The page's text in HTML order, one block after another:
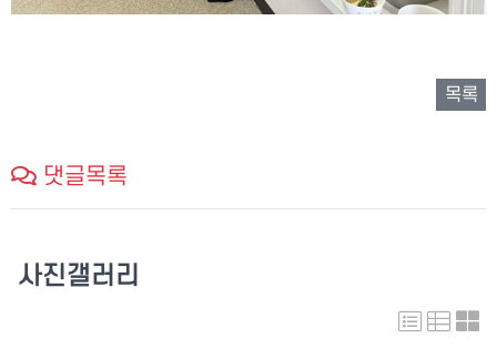
목록
댓글목록
사진갤러리